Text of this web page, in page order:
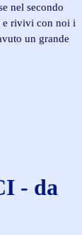
nel secondo
e rivivi con noi i
un grande
- da